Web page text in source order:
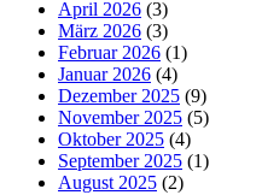
April 2026 (3)
März 2026 (3)
Februar 2026 (1)
Januar 2026 (4)
Dezember 2025 (9)
November 2025 (5)
Oktober 2025 (4)
September 2025 (1)
August 2025 (2)